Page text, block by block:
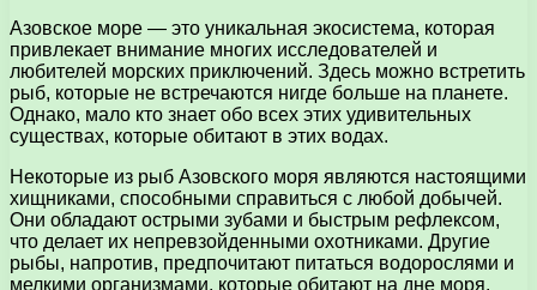
Азовское море — это уникальная экосистема, которая
привлекает внимание многих исследователей и
любителей морских приключений. Здесь можно встретить
рыб, которые не встречаются нигде больше на планете.
Однако, мало кто знает обо всех этих удивительных
существах, которые обитают в этих водах.
Некоторые из рыб Азовского моря являются настоящими
хищниками, способными справиться с любой добычей.
Они обладают острыми зубами и быстрым рефлексом,
что делает их непревзойденными охотниками. Другие
рыбы, напротив, предпочитают питаться водорослями и
мелкими организмами, которые обитают на дне моря.